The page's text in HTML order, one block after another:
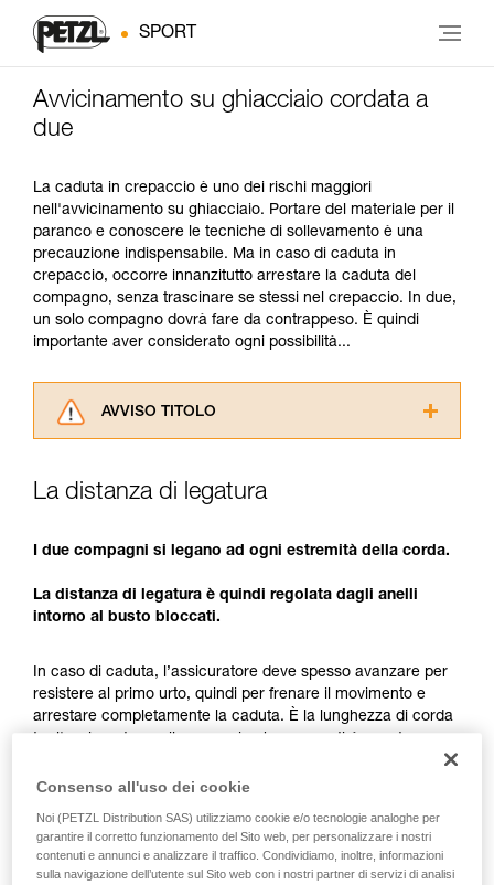
SPORT
Avvicinamento su ghiacciaio cordata a
due
La caduta in crepaccio è uno dei rischi maggiori
nell'avvicinamento su ghiacciaio. Portare del materiale per il
paranco e conoscere le tecniche di sollevamento è una
precauzione indispensabile. Ma in caso di caduta in
crepaccio, occorre innanzitutto arrestare la caduta del
compagno, senza trascinare se stessi nel crepaccio. In due,
un solo compagno dovrà fare da contrappeso. È quindi
importante aver considerato ogni possibilità...
AVVISO TITOLO
consultarlo. Dovete aver compreso le
capire queste ulteriori informazioni.
La padronanza di queste tecniche richiede una
formazione ed un addestramento specifico.
Verificate con un professionista la vostra
Forniamo esempi di tecniche relative alla vostra
attività. Ne possono esistere altre che non
vengono qui descritte.
La distanza di legatura
I due compagni si legano ad ogni estremità della corda.
La distanza di legatura è quindi regolata dagli anelli
intorno al busto bloccati.
In caso di caduta, l’assicuratore deve spesso avanzare per
resistere al primo urto, quindi per frenare il movimento e
arrestare completamente la caduta. È la lunghezza di corda
unico compagno esposto sul crepaccio, ma anche di avere
abbastanza spazio per la manovra di arresto della caduta.
Consenso all'uso dei cookie
Noi (PETZL Distribution SAS) utilizziamo cookie e/o tecnologie analoghe per
garantire il corretto funzionamento del Sito web, per personalizzare i nostri
contenuti e annunci e analizzare il traffico. Condividiamo, inoltre, informazioni
sulla navigazione dell’utente sul Sito web con i nostri partner di servizi di analisi